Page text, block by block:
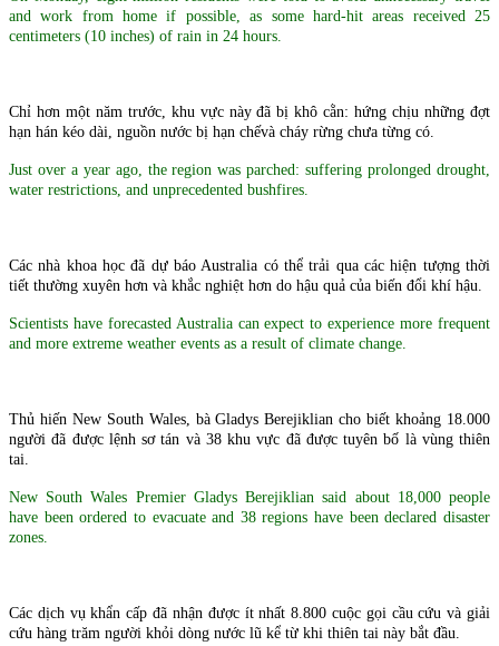
and work from home if possible, as some hard-hit areas received 25
centimeters (10 inches) of rain in 24 hours.
Chỉ hơn một năm trước, khu vực này đã bị khô cằn: hứng chịu những đợt
hạn hán kéo dài, nguồn nước bị hạn chếvà cháy rừng chưa từng có.
Just over a year ago, the region was parched: suffering prolonged drought,
water restrictions, and unprecedented bushfires.
Các nhà khoa học đã dự báo Australia có thể trải qua ​​các hiện tượng thời
tiết thường xuyên hơn và khắc nghiệt hơn do hậu quả của biến đổi khí hậu.
Scientists have forecasted Australia can expect to experience more frequent
and more extreme weather events as a result of climate change.
Thủ hiến New South Wales, bà Gladys Berejiklian cho biết khoảng 18.000
người đã được lệnh sơ tán và 38 khu vực đã được tuyên bố là vùng thiên
tai.
New South Wales Premier Gladys Berejiklian said about 18,000 people
have been ordered to evacuate and 38 regions have been declared disaster
zones.
Các dịch vụ khẩn cấp đã nhận được ít nhất 8.800 cuộc gọi cầu cứu và giải
cứu hàng trăm người khỏi dòng nước lũ kể từ khi thiên tai này bắt đầu.